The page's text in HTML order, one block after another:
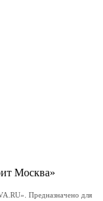
Москва»
Предназначено для